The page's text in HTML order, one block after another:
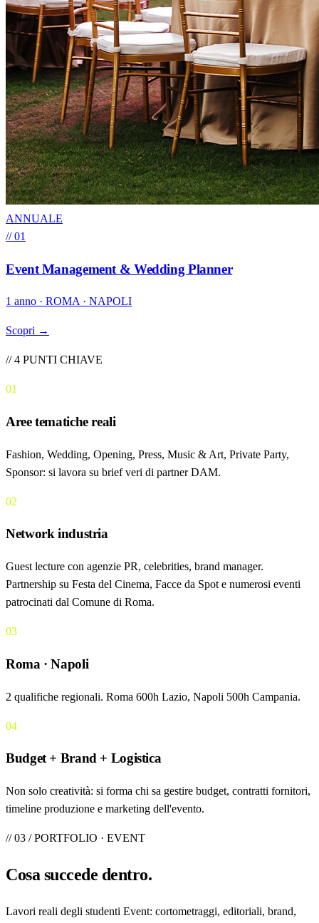
ANNUALE
// 01
Event Management & Wedding Planner
1 anno · ROMA · NAPOLI
Scopri →
// 4 PUNTI CHIAVE
01
Aree tematiche reali
Fashion, Wedding, Opening, Press, Music & Art, Private Party,
Sponsor: si lavora su brief veri di partner DAM.
02
Network industria
Guest lecture con agenzie PR, celebrities, brand manager.
Partnership su Festa del Cinema, Facce da Spot e numerosi eventi
patrocinati dal Comune di Roma.
03
Roma · Napoli
2 qualifiche regionali. Roma 600h Lazio, Napoli 500h Campania.
04
Budget + Brand + Logistica
Non solo creatività: si forma chi sa gestire budget, contratti fornitori,
timeline produzione e marketing dell'evento.
// 03 / PORTFOLIO · EVENT
Cosa succede dentro.
Lavori reali degli studenti Event: cortometraggi, editoriali, brand,